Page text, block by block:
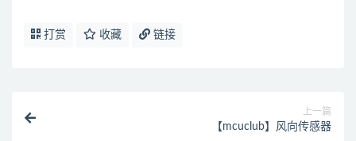
打赏 收藏 链接
上一篇
【mcuclub】风向传感器